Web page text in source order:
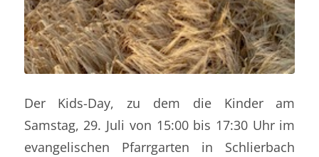
DerKids-Day,
zu dem die Kinder am
Samstag, 29. Juli von 15:00bis 17:30 Uhr im
evangelischen Pfarrgarten in Schlierbach